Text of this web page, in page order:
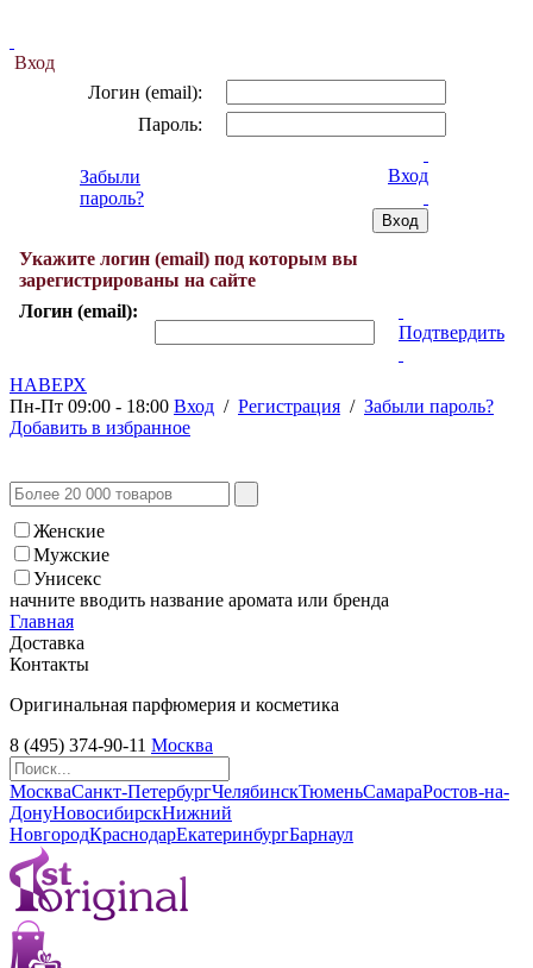
Вход
Логин (email):
Пароль:
Забыли
пароль?
Вход
Укажите логин (email) под которым вы
зарегистрированы на сайте
Логин (email):
Подтвердить
НАВЕРХ
Пн-Пт 09:00 - 18:00 Вход / Регистрация / Забыли пароль?
Добавить в избранное
Женские
Мужские
Унисекс
начните вводить название аромата или бренда
Главная
Доставка
Контакты
Оригинальная парфюмерия и косметика
8 (495) 374-90-11 Москва
МоскваСанкт-ПетербургЧелябинскТюменьСамараРостов-на-
ДонуНовосибирскНижний
НовгородКраснодарЕкатеринбургБарнаул